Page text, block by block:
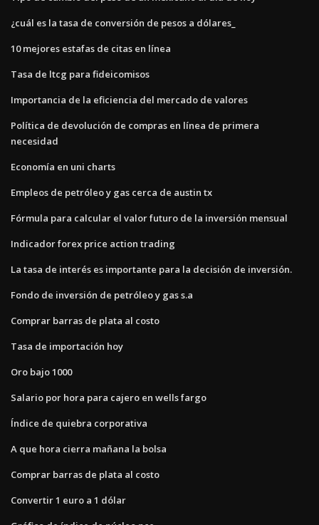
¿cuál es la tasa de conversión de pesos a dólares_
10 mejores estafas de citas en línea
Tasa de ltcg para fideicomisos
Importancia de la eficiencia del mercado de valores
Política de devolución de compras en línea de primera
necesidad
Economía en uni charts
Empleos de petróleo y gas cerca de austin tx
Fórmula para calcular el valor futuro de la inversión mensual
Indicador forex price action trading
La tasa de interés es importante para la decisión de inversión.
Fondo de inversión de petróleo y gas s.a
Comprar barras de plata al costo
Tasa de importación hoy
Oro bajo 1000
Salario por hora para cajero en wells fargo
Índice de quiebra corporativa
A que hora cierra mañana la bolsa
Comprar barras de plata al costo
Convertir 1 euro a 1 dólar